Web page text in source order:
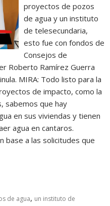
proyectos de pozos
de agua y un instituto
de telesecundaria,
esto fue con fondos de
Consejos de
Roberto Ramírez Guerra
MIRA: Todo listo para la
de impacto, como la
sabemos que hay
en sus viviendas y tienen
agua en cantaros.
base a las solicitudes que
de agua, un instituto de